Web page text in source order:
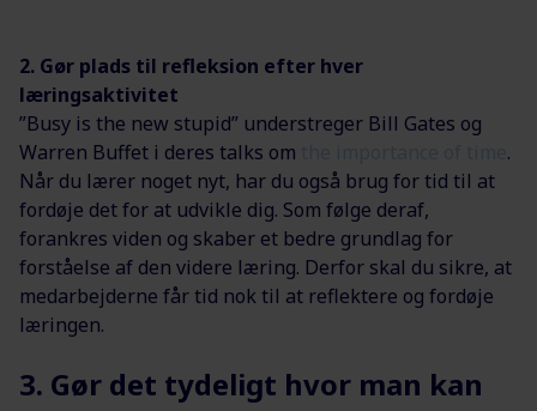
2. Gør plads til refleksion efter hver
læringsaktivitet
”Busy is the new stupid” understreger Bill Gates og
Warren Buffet i deres talks om
.
Når du lærer noget nyt, har du også brug for tid til at
fordøje det for at udvikle dig. Som følge deraf,
forankres viden og skaber et bedre grundlag for
forståelse af den videre læring. Derfor skal du sikre, at
medarbejderne får tid nok til at reflektere og fordøje
læringen.
3. Gør det tydeligt hvor man kan